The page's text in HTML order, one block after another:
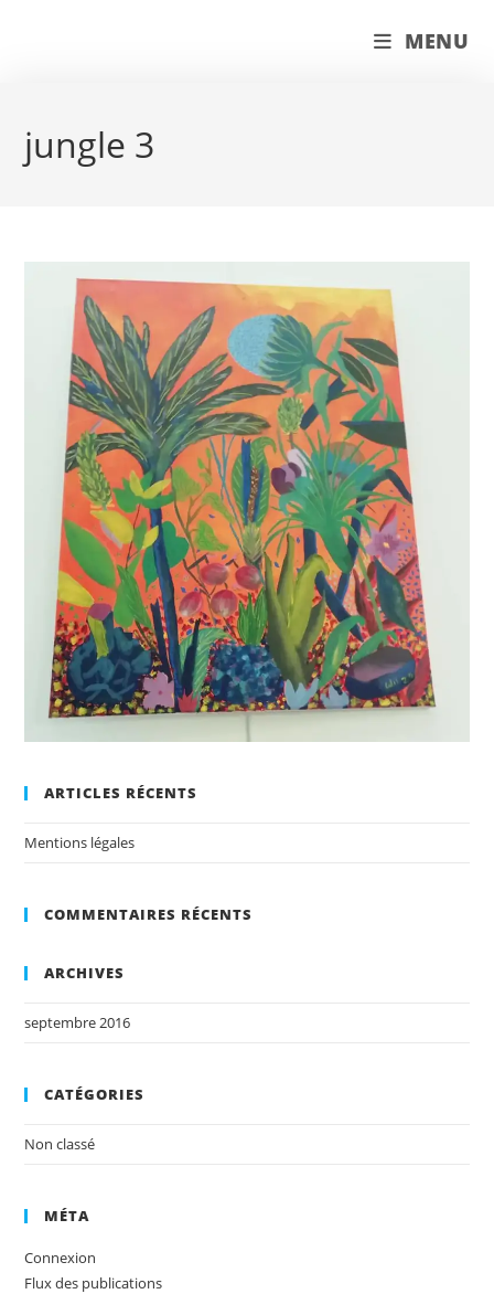
MENU
jungle 3
ARTICLES RÉCENTS
Mentions légales
COMMENTAIRES RÉCENTS
ARCHIVES
septembre 2016
CATÉGORIES
Non classé
MÉTA
Connexion
Flux des publications